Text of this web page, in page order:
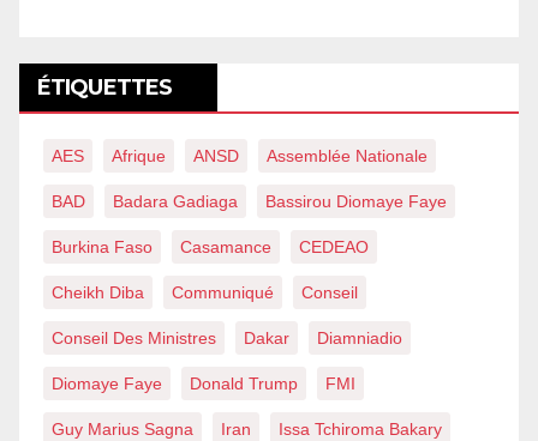
ÉTIQUETTES
AES Afrique ANSD Assemblée Nationale
BAD Badara Gadiaga Bassirou Diomaye Faye
Burkina Faso Casamance CEDEAO
Cheikh Diba Communiqué Conseil
Conseil Des Ministres Dakar Diamniadio
Diomaye Faye Donald Trump FMI
Guy Marius Sagna Iran Issa Tchiroma Bakary